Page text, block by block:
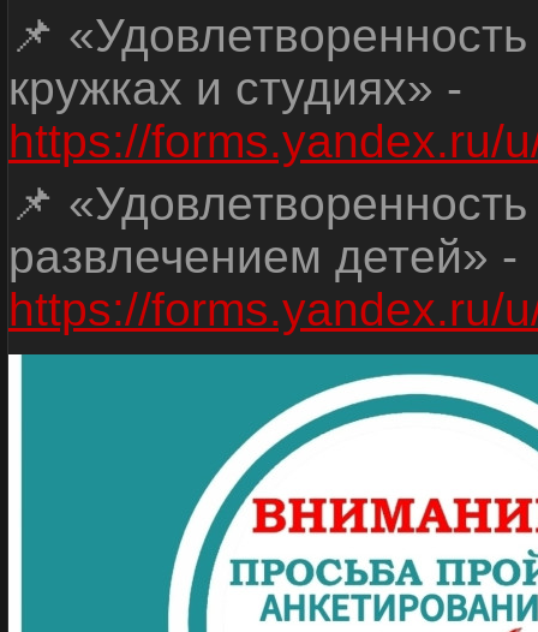
📌
кружках и студиях» -
https://forms.yandex.ru/
📌
развлечением детей» -
https://forms.yandex.ru/